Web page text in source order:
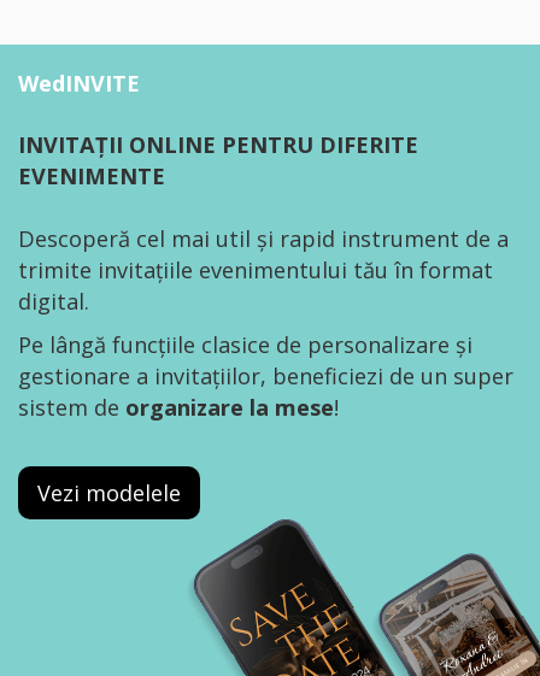
WedINVITE
INVITAȚII ONLINE PENTRU DIFERITE
EVENIMENTE
Descoperă cel mai util și rapid instrument de a
trimite invitațiile evenimentului tău în format
digital.
Pe lângă funcțiile clasice de personalizare și
gestionare a invitațiilor, beneficiezi de un super
sistem de organizare la mese!
Vezi modelele